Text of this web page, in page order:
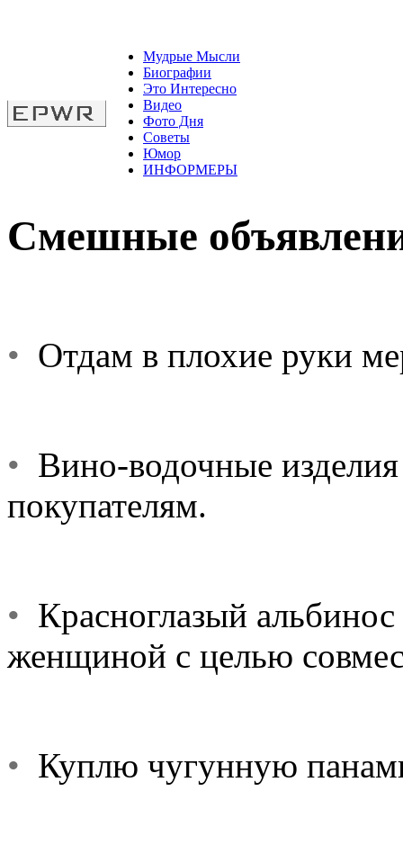
Мудрые Мысли
Биографии
Это Интересно
Видео
Фото Дня
Советы
Юмор
ИНФОРМЕРЫ
Смешные
• Отдам в плохие руки
• Вино-водочные
покупателям.
• Красноглазый
женщиной с целью
• Куплю чугунную